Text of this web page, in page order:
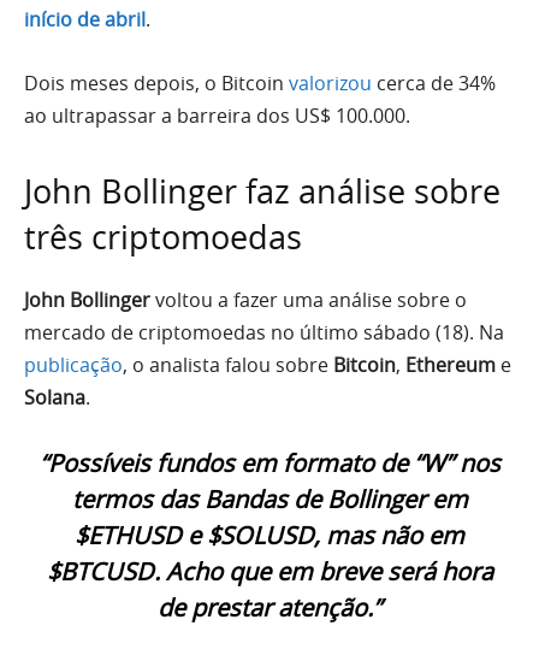
início de abril.
Dois meses depois, o Bitcoin valorizou cerca de 34%
ao ultrapassar a barreira dos US$ 100.000.
John Bollinger faz análise sobre
três criptomoedas
John Bollingervoltou a fazer uma análise sobre o
mercado de criptomoedas no último sábado (18). Na
publicação, o analista falou sobre Bitcoin, Ethereum e
Solana.
“Possíveis fundos em formato de “W” nos
termos das Bandas de Bollinger em
$ETHUSD e $SOLUSD, mas não em
$BTCUSD. Acho que em breve será hora
de prestar atenção.”